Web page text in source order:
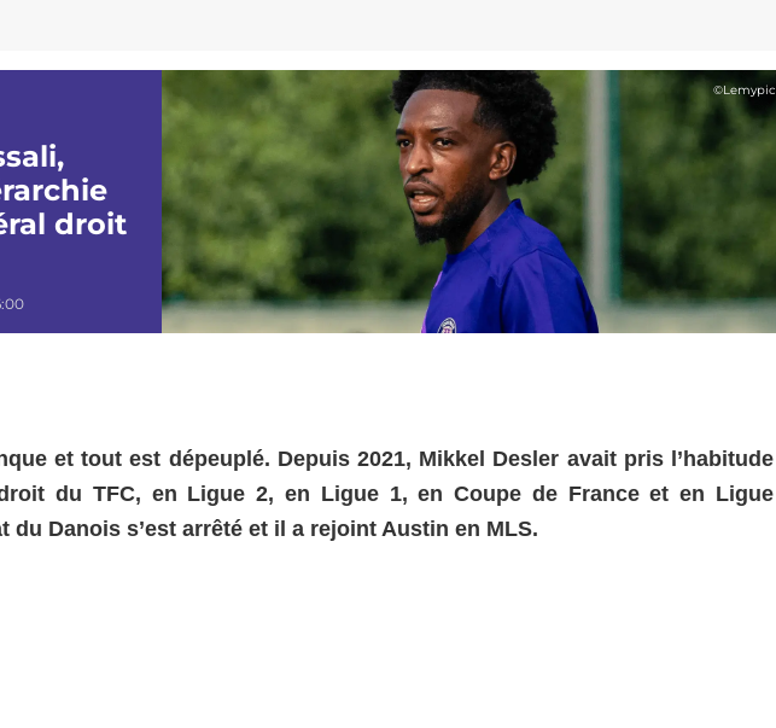
©Lemypic
droit
et tout est dépeuplé. Depuis 2021, Mikkel Desler avait pris l’habitude
du TFC, en Ligue 2, en Ligue 1, en Coupe de France et en Ligue
du Danois s’est arrêté et il a rejoint Austin en MLS.